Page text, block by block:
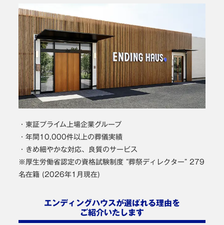
・東証プライム上場企業グループ
・年間10,000件以上の葬儀実績
・きめ細やかな対応、良質のサービス
※厚生労働省認定の資格試験制度 “葬祭ディレクター” 279
名在籍 (2026年1月現在)
エンディングハウスが選ばれる理由を
ご紹介いたします